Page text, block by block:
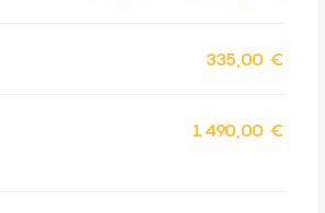
335,00 €
1 490,00 €